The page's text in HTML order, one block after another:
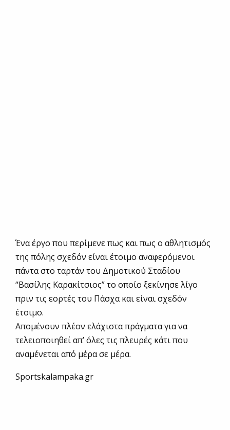
Ένα έργο που περίμενε πως και πως ο αθλητισμός
της πόλης σχεδόν είναι έτοιμο αναφερόμενοι
πάντα στο ταρτάν του Δημοτικού Σταδίου
“Βασίλης Καρακίτσιος” το οποίο ξεκίνησε λίγο
πριν τις εορτές του Πάσχα και είναι σχεδόν
έτοιμο.
Απομένουν πλέον ελάχιστα πράγματα για να
τελειοποιηθεί απ’ όλες τις πλευρές κάτι που
αναμένεται από μέρα σε μέρα.
Sportskalampaka.gr